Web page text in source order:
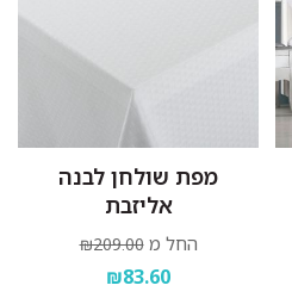
מפת שולחן לבנה
אליזבת
החל מ ₪209.00
₪83.60